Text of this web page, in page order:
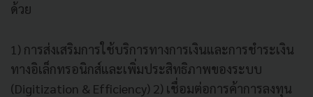
ด้วย
1) การส่งเสริมการใช้บริการทางการเงินและการชำระเงิน
ทางอิเล็กทรอนิกส์และเพิ่มประสิทธิภาพของระบบ
(Digitization & Efficiency) 2) เชื่อมต่อการค้าการลงทุน